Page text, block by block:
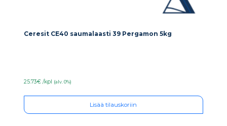
Ceresit CE40 saumalaasti 39 Pergamon 5kg
25.73€ /kpl (alv. 0%)
Lisää tilauskoriin